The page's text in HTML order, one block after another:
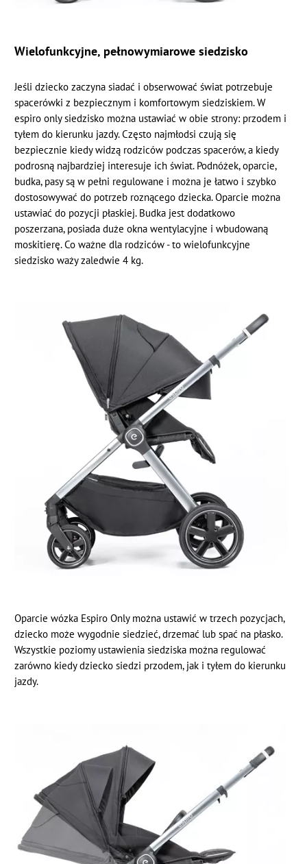
Wielofunkcyjne, pełnowymiarowe siedzisko
Jeśli dziecko zaczyna siadać i obserwować świat potrzebuje
spacerówki z bezpiecznym i komfortowym siedziskiem. W
espiro only siedzisko można ustawiać w obie strony: przodem i
tyłem do kierunku jazdy. Często najmłodsi czują się
bezpiecznie kiedy widzą rodziców podczas spacerów, a kiedy
podrosną najbardziej interesuje ich świat. Podnóżek, oparcie,
budka, pasy są w pełni regulowane i można je łatwo i szybko
dostosowywać do potrzeb roznącego dziecka. Oparcie można
ustawiać do pozycji płaskiej. Budka jest dodatkowo
poszerzana, posiada duże okna wentylacyjne i wbudowaną
moskitierę. Co ważne dla rodziców - to wielofunkcyjne
siedzisko waży zaledwie 4 kg.
Oparcie wózka Espiro Only można ustawić w trzech pozycjach,
dziecko może wygodnie siedzieć, drzemać lub spać na płasko.
Wszystkie poziomy ustawienia siedziska można regulować
zarówno kiedy dziecko siedzi przodem, jak i tyłem do kierunku
jazdy.